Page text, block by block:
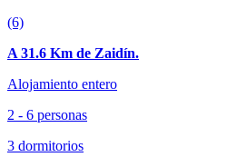
(6)
A 31.6 Km de Zaidín.
Alojamiento entero
2 - 6 personas
3 dormitorios